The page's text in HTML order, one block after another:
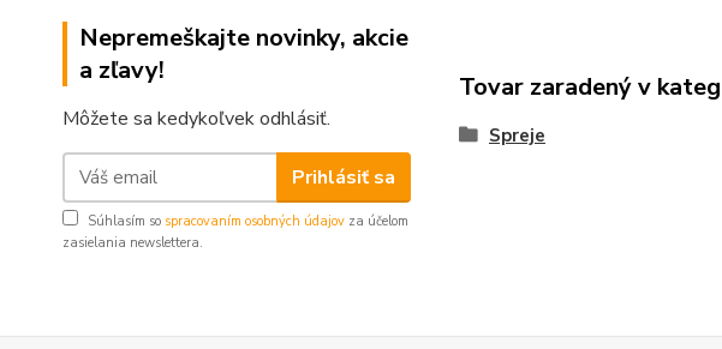
Nepremeškajte novinky, akcie
a zľavy!
Môžete sa kedykoľvek odhlásiť.
Prihlásiť sa
Súhlasím so spracovaním osobných údajov za účelom
zasielania newslettera.
Tovar zaradený v
Spreje